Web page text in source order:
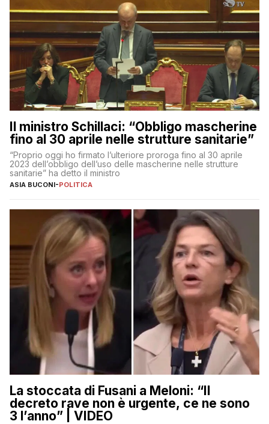
Il ministro Schillaci: “Obbligo mascherine
fino al 30 aprile nelle strutture sanitarie”
“Proprio oggi ho firmato l’ulteriore proroga fino al 30 aprile
2023 dell’obbligo dell’uso delle mascherine nelle strutture
sanitarie” ha detto il ministro
ASIA BUCONI-POLITICA
La stoccata di Fusani a Meloni: “Il
decreto rave non è urgente, ce ne sono
3 l’anno” | VIDEO